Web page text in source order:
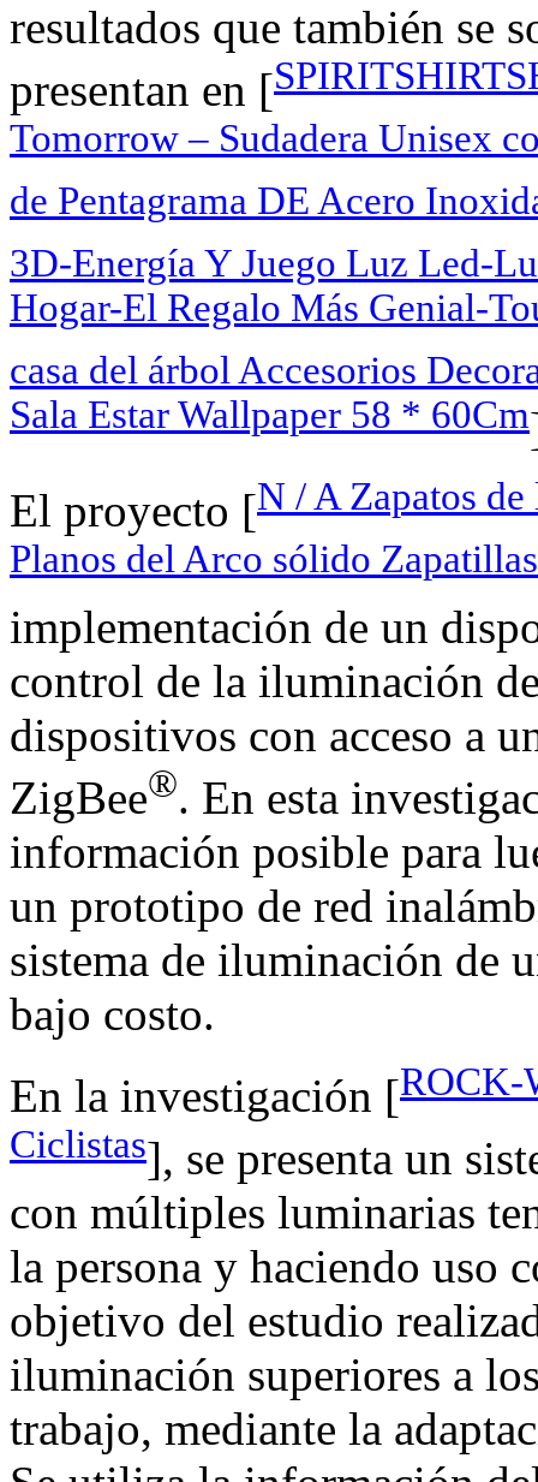
resultados que también se
presentan en [
Tomorrow – Sudadera Unisex
de Pentagrama DE Acero
3D-Energía Y Juego Luz Led-
Hogar-El Regalo Más Genial-
casa del árbol Accesorios
Sala Estar Wallpaper 58 * 60Cm
El proyecto [N / A Zapatos
Planos del Arco sólido
implementación de un
control de la iluminación
dispositivos con acceso a
ZigBee®. En esta
información posible para
un prototipo de red
sistema de iluminación de
bajo costo.
En la investigación [ROCK-
Ciclistas], se presenta un
con múltiples luminarias
la persona y haciendo uso
objetivo del estudio
iluminación superiores a
trabajo, mediante la